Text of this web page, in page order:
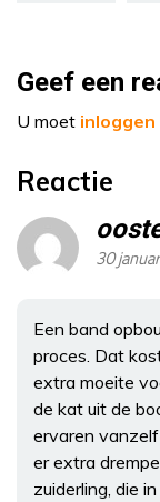
Geef een
U moet inloggen
Reactie
30
Een band
proces. Dat
extra moeite
de kat uit de
ervaren
er extra
zuiderling, die